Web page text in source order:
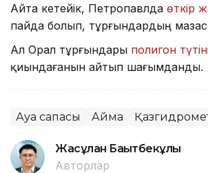
Айта кетейік, Петропавлда өткір
пайда болып, тұрғындардың
Ал Орал тұрғындары полигон
қиындағанын айтып шағымданды.
Ауа сапасы Аймақ
Жасұлан Бақытбекұлы
Авторлар